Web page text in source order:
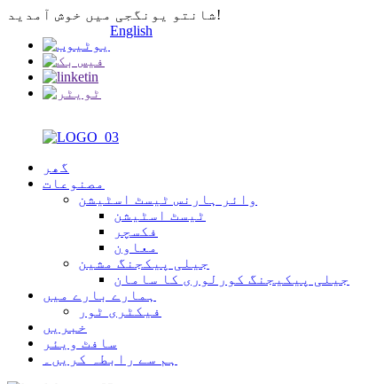
شانتو یونگجی میں خوش آمدید!
English
گھر
مصنوعات
وائر ہارنس ٹیسٹ اسٹیشن
ٹیسٹ اسٹیشن
فکسچر
معاون
جیلی پیکجنگ مشین
جیلی پیکیجنگ کورلوری کا سامان
ہمارے بارے میں
فیکٹری ٹور
خبریں
سافٹ ویئر
ہم سے رابطہ کریں۔